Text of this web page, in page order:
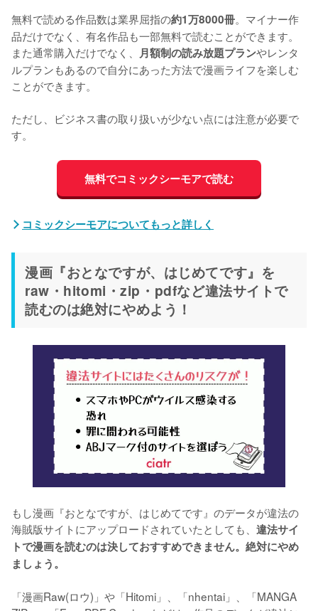
無料で読める作品数は業界屈指の約1万8000冊。マイナー作
品だけでなく、有名作品も一部無料で読むことができます。
また通常購入だけでなく、 月額制の読み放題プランやレンタ
ルプランもあるので自分にあった方法で漫画ライフを楽しむ
ことができます。
ただし、ビジネス書の取り扱いが少ない点には注意が必要で
す。
無料でコミックシーモアで読む
コミックシーモアについてもっと詳しく
漫画『おとなですが、はじめてです』を
raw・hitomi・zip・pdfなど違法サイトで
読むのは絶対にやめよう！
もし漫画『おとなですが、はじめてです』のデータが違法の
海賊版サイトにアップロードされていたとしても、 違法サイ
トで漫画を読むのは決しておすすめできません。絶対にやめ
ましょう。
「漫画Raw(ロウ)」や「Hitomi」、「nhentai」、「MANGA